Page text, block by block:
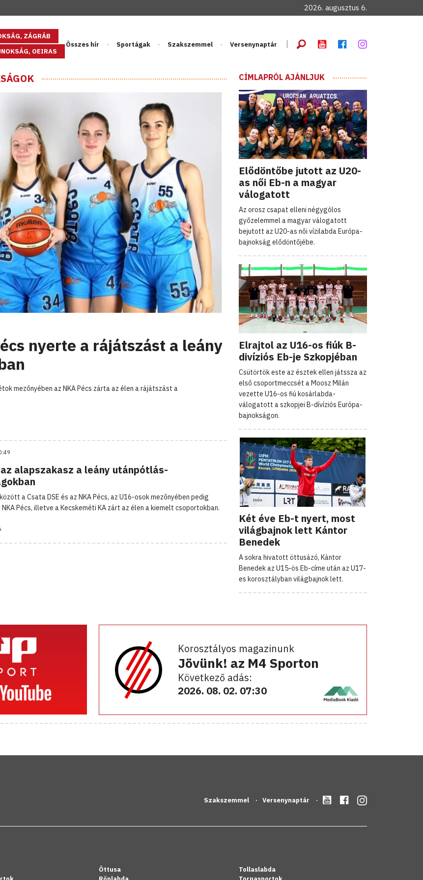
2026. augusztus 6.
ZÁGRÁB
OEIRAS
Összes hír Sportágak Szakszemmel Versenynaptár
nyerte a rájátszást a leány
mezőnyében az NKA Pécs zárta az élen a rájátszást a
alapszakasz a leány utánpótlás-
a Csata DSE és az NKA Pécs, az U16-osok mezőnyében pedig
Pécs, illetve a Kecskeméti KA zárt az élen a kiemelt csoportokban.
CÍMLAPRÓL AJÁNLJUK
Elődöntőbe jutott az U20-
as női Eb-n a magyar
válogatott
Az orosz csapat elleni négygólos
győzelemmel a magyar válogatott
bejutott az U20-as női vízilabda Európa-
bajnokság elődöntőjébe.
Elrajtol az U16-os fiúk B-
divíziós Eb-je Szkopjéban
Csütörtök este az észtek ellen játssza az
első csoportmeccsét a Moosz Milán
vezette U16-os fiú kosárlabda-
válogatott a szkopjei B-dívíziós Európa-
bajnokságon.
Két éve Eb-t nyert, most
világbajnok lett Kántor
Benedek
A sokra hivatott öttusázó, Kántor
Benedek az U15-ös Eb-címe után az U17-
es korosztályban világbajnok lett.
Korosztályos magazinunk
Jövünk! az M4 Sporton
Következő adás:
2026. 08. 02. 07:30
Szakszemmel Versenynaptár
Öttusa
Tollaslabda